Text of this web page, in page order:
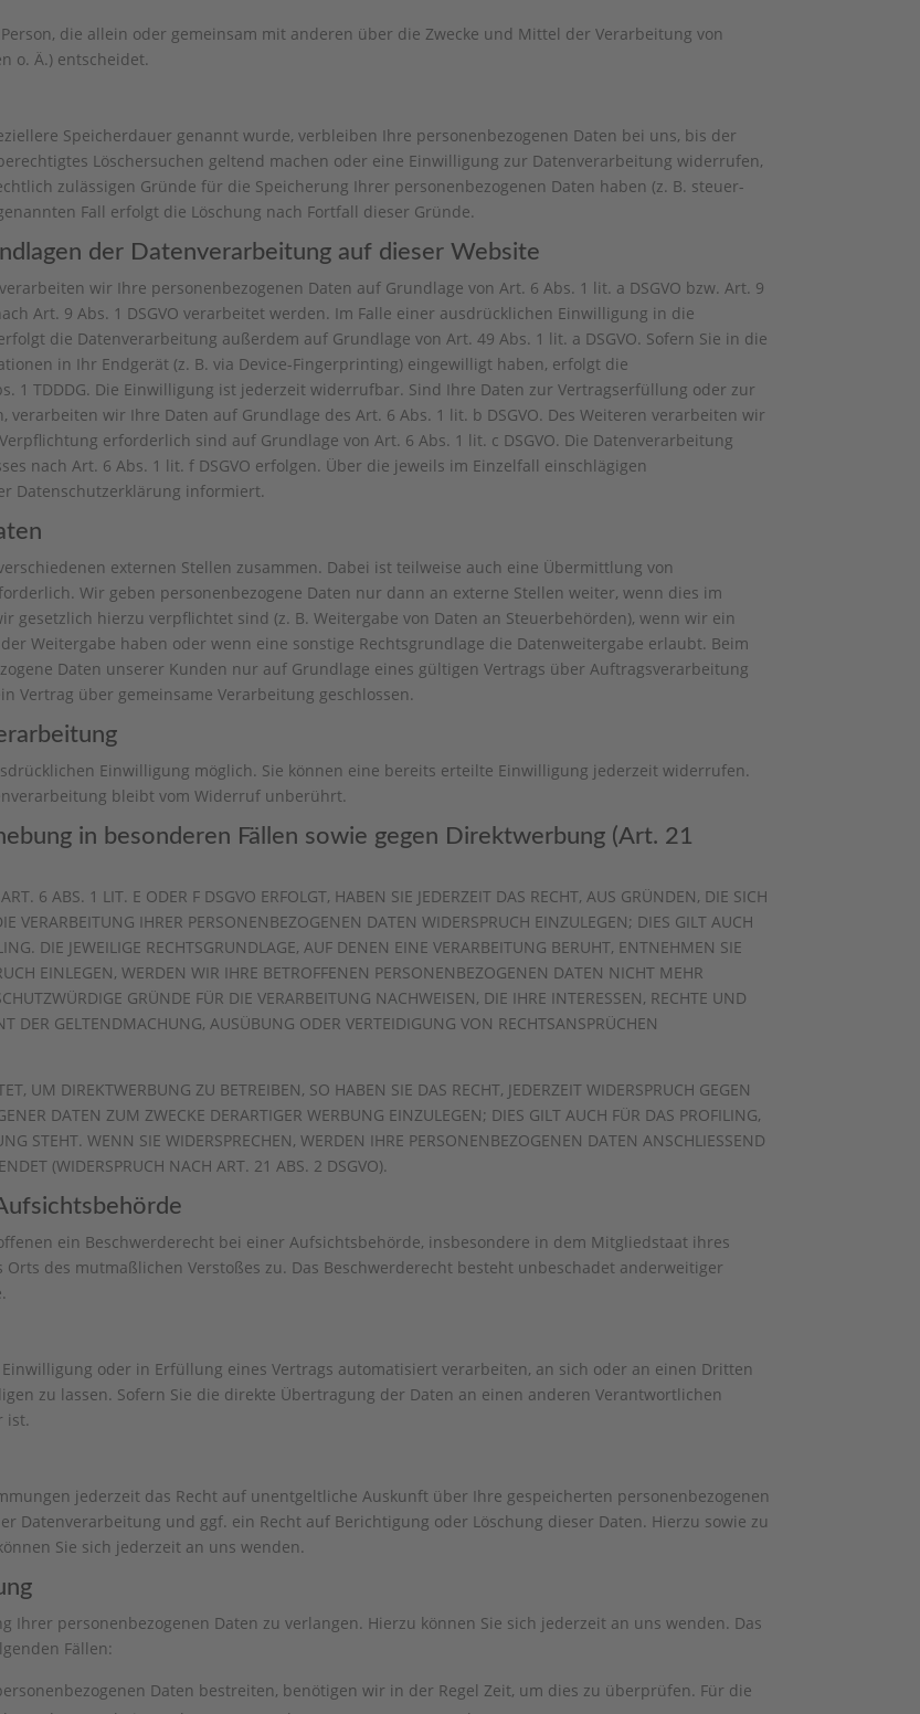
die allein oder gemeinsam mit anderen über die Zwecke und Mittel der Verarbeitung von
o. Ä.) entscheidet.
Speicherdauer genannt wurde, verbleiben Ihre personenbezogenen Daten bei uns, bis der
Löschersuchen geltend machen oder eine Einwilligung zur Datenverarbeitung widerrufen,
zulässigen Gründe für die Speicherung Ihrer personenbezogenen Daten haben (z. B. steuer-
Fall erfolgt die Löschung nach Fortfall dieser Gründe.
der Datenverarbeitung auf dieser Website
wir Ihre personenbezogenen Daten auf Grundlage von Art. 6 Abs. 1 lit. a DSGVO bzw. Art. 9
Art. 9 Abs. 1 DSGVO verarbeitet werden. Im Falle einer ausdrücklichen Einwilligung in die
die Datenverarbeitung außerdem auf Grundlage von Art. 49 Abs. 1 lit. a DSGVO. Sofern Sie in die
in Ihr Endgerät (z. B. via Device-Fingerprinting) eingewilligt haben, erfolgt die
1 TDDDG. Die Einwilligung ist jederzeit widerrufbar. Sind Ihre Daten zur Vertragserfüllung oder zur
wir Ihre Daten auf Grundlage des Art. 6 Abs. 1 lit. b DSGVO. Des Weiteren verarbeiten wir
erforderlich sind auf Grundlage von Art. 6 Abs. 1 lit. c DSGVO. Die Datenverarbeitung
nach Art. 6 Abs. 1 lit. f DSGVO erfolgen. Über die jeweils im Einzelfall einschlägigen
Datenschutzerklärung informiert.
externen Stellen zusammen. Dabei ist teilweise auch eine Übermittlung von
Wir geben personenbezogene Daten nur dann an externe Stellen weiter, wenn dies im
hierzu verpflichtet sind (z. B. Weitergabe von Daten an Steuerbehörden), wenn wir ein
Weitergabe haben oder wenn eine sonstige Rechtsgrundlage die Datenweitergabe erlaubt. Beim
Daten unserer Kunden nur auf Grundlage eines gültigen Vertrags über Auftragsverarbeitung
Vertrag über gemeinsame Verarbeitung geschlossen.
Einwilligung möglich. Sie können eine bereits erteilte Einwilligung jederzeit widerrufen.
bleibt vom Widerruf unberührt.
in besonderen Fällen sowie gegen Direktwerbung (Art. 21
6 ABS. 1 LIT. E ODER F DSGVO ERFOLGT, HABEN SIE JEDERZEIT DAS RECHT, AUS GRÜNDEN, DIE SICH
VERARBEITUNG IHRER PERSONENBEZOGENEN DATEN WIDERSPRUCH EINZULEGEN; DIES GILT AUCH
DIE JEWEILIGE RECHTSGRUNDLAGE, AUF DENEN EINE VERARBEITUNG BERUHT, ENTNEHMEN SIE
EINLEGEN, WERDEN WIR IHRE BETROFFENEN PERSONENBEZOGENEN DATEN NICHT MEHR
GRÜNDE FÜR DIE VERARBEITUNG NACHWEISEN, DIE IHRE INTERESSEN, RECHTE UND
DER GELTENDMACHUNG, AUSÜBUNG ODER VERTEIDIGUNG VON RECHTSANSPRÜCHEN
UM DIREKTWERBUNG ZU BETREIBEN, SO HABEN SIE DAS RECHT, JEDERZEIT WIDERSPRUCH GEGEN
DATEN ZUM ZWECKE DERARTIGER WERBUNG EINZULEGEN; DIES GILT AUCH FÜR DAS PROFILING,
STEHT. WENN SIE WIDERSPRECHEN, WERDEN IHRE PERSONENBEZOGENEN DATEN ANSCHLIESSEND
(WIDERSPRUCH NACH ART. 21 ABS. 2 DSGVO).
ein Beschwerderecht bei einer Aufsichtsbehörde, insbesondere in dem Mitgliedstaat ihres
des mutmaßlichen Verstoßes zu. Das Beschwerderecht besteht unbeschadet anderweitiger
oder in Erfüllung eines Vertrags automatisiert verarbeiten, an sich oder an einen Dritten
zu lassen. Sofern Sie die direkte Übertragung der Daten an einen anderen Verantwortlichen
ist.
jederzeit das Recht auf unentgeltliche Auskunft über Ihre gespeicherten personenbezogenen
Datenverarbeitung und ggf. ein Recht auf Berichtigung oder Löschung dieser Daten. Hierzu sowie zu
Sie sich jederzeit an uns wenden.
Ihrer personenbezogenen Daten zu verlangen. Hierzu können Sie sich jederzeit an uns wenden. Das
Fällen:
Daten bestreiten, benötigen wir in der Regel Zeit, um dies zu überprüfen. Für die